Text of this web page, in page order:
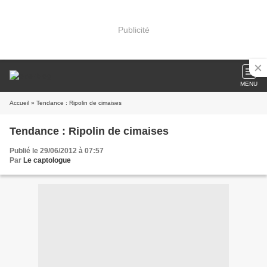
Publicité
MENU
Accueil » Tendance : Ripolin de cimaises
Tendance : Ripolin de cimaises
Publié le 29/06/2012 à 07:57
Par Le captologue